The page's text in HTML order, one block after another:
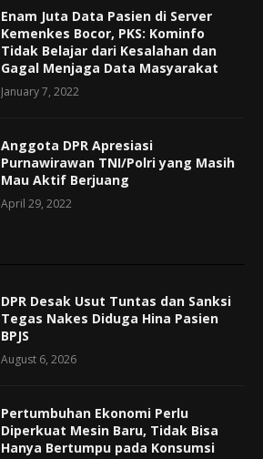
Enam Juta Data Pasien di Server
Kemenkes Bocor, PKS: Kominfo
Tidak Belajar dari Kesalahan dan
Gagal Menjaga Data Masyarakat
January 7, 2022
Anggota DPR Apresiasi
Purnawirawan TNI/Polri yang Masih
Mau Aktif Berjuang
April 29, 2022
DPR Desak Usut Tuntas dan Sanksi
Tegas Nakes Diduga Hina Pasien
BPJS
August 6, 2026
Pertumbuhan Ekonomi Perlu
Diperkuat Mesin Baru, Tidak Bisa
Hanya Bertumpu pada Konsumsi